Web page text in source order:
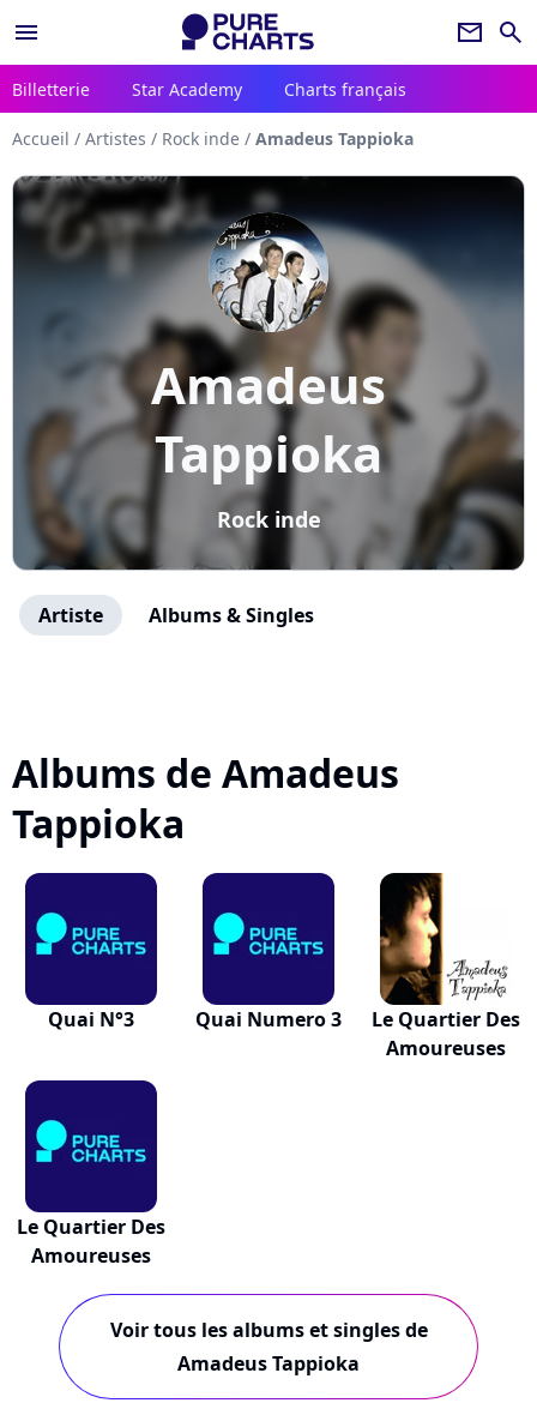
menu newsletter search
Billetterie Star Academy Charts français
Accueil / Artistes / Rock inde / Amadeus Tappioka
Amadeus
Tappioka
Rock inde
Artiste Albums & Singles
Albums de Amadeus
Tappioka
Quai N°3 Quai Numero 3
Le Quartier Des
Amoureuses
Le Quartier Des
Amoureuses
Voir tous les albums et singles de
Amadeus Tappioka